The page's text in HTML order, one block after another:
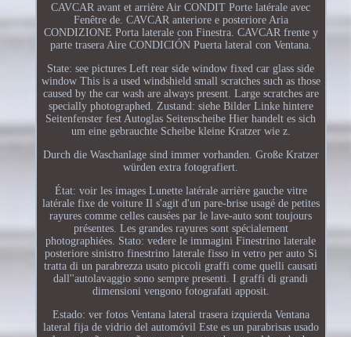
CAVCAR avant et arrière Air CONDIT Porte latérale avec
Fenêtre de. CAVCAR anteriore e posteriore Aria
CONDIZIONE Porta laterale con Finestra. CAVCAR frente y
parte trasera Aire CONDICIÓN Puerta lateral con Ventana.
State: see pictures Left rear side window fixed car glass side
window This is a used windshield small scratches such as those
caused by the car wash are always present. Large scratches are
specially photographed. Zustand: siehe Bilder Linke hintere
Seitenfenster fest Autoglas Seitenscheibe Hier handelt es sich
um eine gebrauchte Scheibe kleine Kratzer wie z.
Durch die Waschanlage sind immer vorhanden. Große Kratzer
würden extra fotografiert.
État: voir les images Lunette latérale arrière gauche vitre
latérale fixe de voiture Il s'agit d'un pare-brise usagé de petites
rayures comme celles causées par le lave-auto sont toujours
présentes. Les grandes rayures sont spécialement
photographiées. Stato: vedere le immagini Finestrino laterale
posteriore sinistro finestrino laterale fisso in vetro per auto Si
tratta di un parabrezza usato piccoli graffi come quelli causati
dall''autolavaggio sono sempre presenti. I graffi di grandi
dimensioni vengono fotografati apposit.
Estado: ver fotos Ventana lateral trasera izquierda Ventana
lateral fija de vidrio del automóvil Este es un parabrisas usado